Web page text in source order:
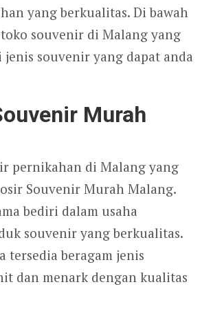
yang berkualitas. Di bawah
souvenir di Malang yang
jenis souvenir yang dapat anda
Murah
pernikahan di Malang yang
Souvenir Murah Malang.
bediri dalam usaha
souvenir yang berkualitas.
tersedia beragam jenis
dan menark dengan kualitas